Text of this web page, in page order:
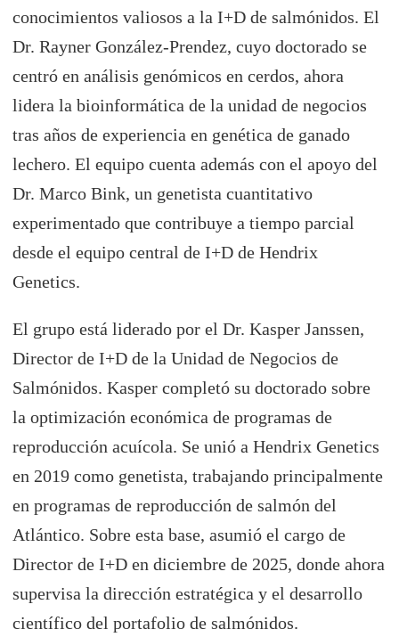
conocimientos valiosos a la I+D de salmónidos. El
Dr. Rayner González-Prendez, cuyo doctorado se
centró en análisis genómicos en cerdos, ahora
lidera la bioinformática de la unidad de negocios
tras años de experiencia en genética de ganado
lechero. El equipo cuenta además con el apoyo del
Dr. Marco Bink, un genetista cuantitativo
experimentado que contribuye a tiempo parcial
desde el equipo central de I+D de Hendrix
Genetics.
El grupo está liderado por el Dr. Kasper Janssen,
Director de I+D de la Unidad de Negocios de
Salmónidos. Kasper completó su doctorado sobre
la optimización económica de programas de
reproducción acuícola. Se unió a Hendrix Genetics
en 2019 como genetista, trabajando principalmente
en programas de reproducción de salmón del
Atlántico. Sobre esta base, asumió el cargo de
Director de I+D en diciembre de 2025, donde ahora
supervisa la dirección estratégica y el desarrollo
científico del portafolio de salmónidos.